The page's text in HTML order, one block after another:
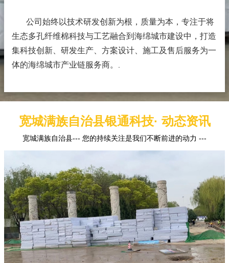
公司始终以技术研发创新为根，质量为本，专注于将
生态多孔纤维棉科技与工艺融合到海绵城市建设中，打造
集科技创新、研发生产、方案设计、施工及售后服务为一
体的海绵城市产业链服务商。
宽城满族自治县银通科技· 动态资讯
宽城满族自治县--- 您的持续关注是我们不断前进的动力 ---